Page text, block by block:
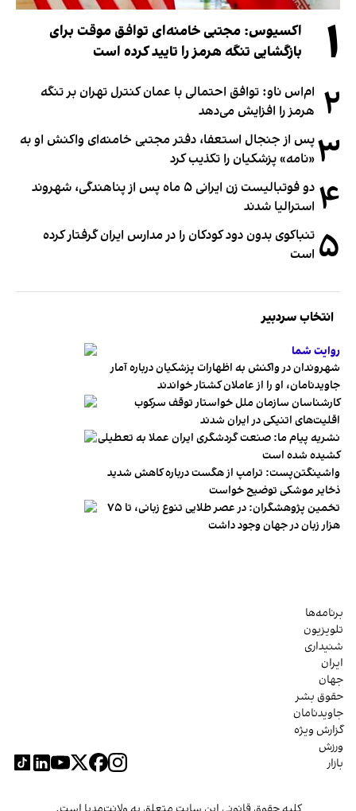
۱
اکسیوس: مجتبی خامنه‌ای توافق موقت برای
بازگشایی تنگه هرمز را تایید کرده است
۲ ام‌اس ناو: توافق احتمالی با عمان کنترل تهران بر تنگه
هرمز را افزایش می‌دهد
۳پس از جنجال استعفا، دفتر مجتبی خامنه‌ای واکنش او به
«نامه» پزشکیان را تکذیب کرد
۴
دو فوتبالیست زن ایرانی ۵ ماه پس از پناهندگی، شهروند
استرالیا شدند
۵ تنباکوی بدون دود کودکان را در مدارس ایران گرفتار کرده
است
انتخاب سردبیر
روایت شما
شهروندان در واکنش به اظهارات پزشکیان درباره آمار
جاویدنامان، او را از عاملان کشتار خواندند
کارشناسان سازمان ملل خواستار توقف سرکوب
اقلیت‌های اتنیکی در ایران شدند
نشریه پیام ما: صنعت گردشگری ایران عملا به تعطیلی
کشیده شده است
واشینگتن‌پست: ترامپ از هگست درباره کاهش شدید
ذخایر موشکی توضیح خواست
تخمین پژوهشگران: در عصر طلایی تنوع زبانی، تا ۷۵
هزار زبان در جهان وجود داشت
برنامه‌ها
تلویزیون
شنیداری
ایران
جهان
حقوق بشر
جاویدنامان
گزارش ویژه
ورزش
بازار